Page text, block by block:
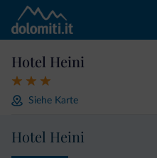
Hotel Heini
Siehe Karte
Hotel Heini